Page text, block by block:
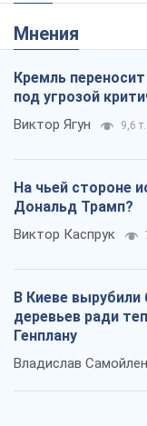
Мнения
Кремль
под угрозой
Виктор Ягун 9,6 т.
На чьей стороне
Дональд Трамп?
Виктор Каспрук
В Киеве вырубили
деревьев ради
Генплану
Владислав